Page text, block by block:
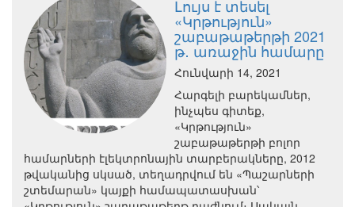
Լույս է տեսել
«Կրթություն»
շաբաթաթերթի 2021
թ․ առաջին համարը
Հունվարի 14, 2021
Հարգելի բարեկամներ,
ինչպես գիտեք,
«Կրթություն»
շաբաթաթերթի բոլոր
համարների էլեկտրոնային տարբերակները, 2012
թվականից սկսած, տեղադրվում են «Պաշարների
շտեմարան» կայքի համապատասխան՝